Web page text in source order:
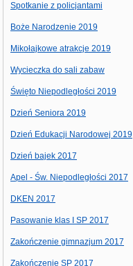
Spotkanie z policjantami
Boże Narodzenie 2019
Mikołajkowe atrakcje 2019
Wycieczka do sali zabaw
Święto Niepodległości 2019
Dzień Seniora 2019
Dzień Edukacji Narodowej 2019
Dzień bajek 2017
Apel - Św. Niepodległości 2017
DKEN 2017
Pasowanie klas I SP 2017
Zakończenie gimnazjum 2017
Zakończenie SP 2017